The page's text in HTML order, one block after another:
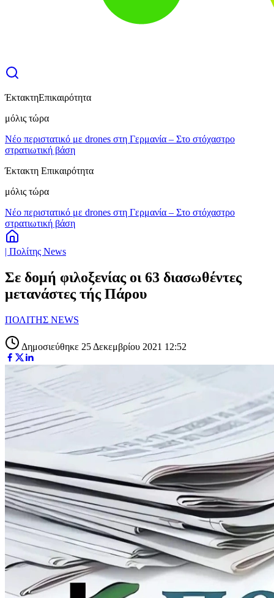
ΈκτακτηΕπικαιρότητα
μόλις τώρα
Νέο περιστατικό με drones στη Γερμανία – Στο στόχαστρο
στρατιωτική βάση
Έκτακτη Επικαιρότητα
μόλις τώρα
Νέο περιστατικό με drones στη Γερμανία – Στο στόχαστρο
στρατιωτική βάση
| Πολίτης News
Σε δομή φιλοξενίας οι 63 διασωθέντες
μετανάστες τής Πάρου
ΠΟΛΙΤΗΣ NEWS
Δημοσιεύθηκε 25 Δεκεμβρίου 2021 12:52